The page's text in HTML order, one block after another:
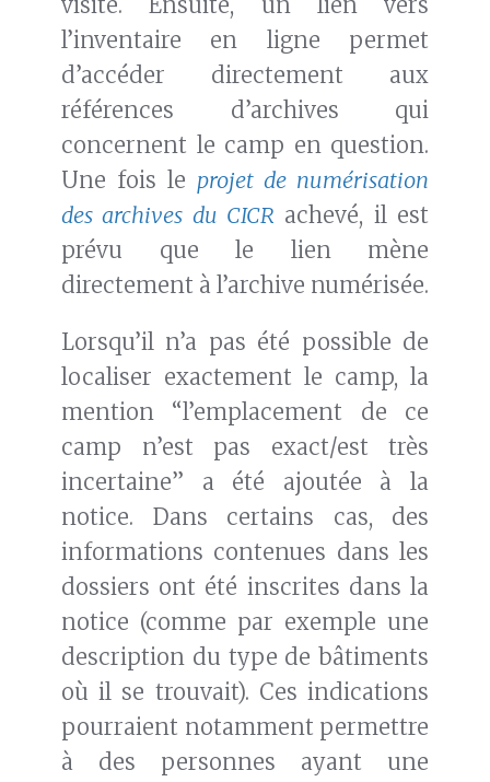
l’inventaire en ligne permet
d’accéder directement aux
références d’archives qui
concernent le camp en question.
Une fois le projet de numérisation
des archives du CICR achevé, il est
prévu que le lien mène
directement à l’archive numérisée.
Lorsqu’il n’a pas été possible de
localiser exactement le camp, la
mention “l’emplacement de ce
camp n’est pas exact/est très
incertaine” a été ajoutée à la
notice. Dans certains cas, des
informations contenues dans les
dossiers ont été inscrites dans la
notice (comme par exemple une
description du type de bâtiments
où il se trouvait). Ces indications
pourraient notamment permettre
à des personnes ayant une